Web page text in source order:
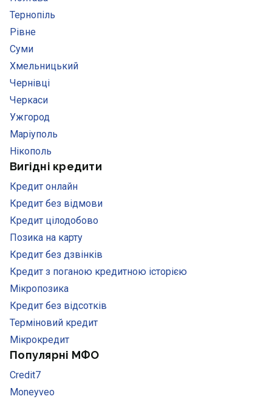
Тернопіль
Рівне
Суми
Хмельницький
Чернівці
Черкаси
Ужгород
Маріуполь
Нікополь
Вигідні кредити
Кредит онлайн
Кредит без відмови
Кредит цілодобово
Позика на карту
Кредит без дзвінків
Кредит з поганою кредитною історією
Мікропозика
Кредит без відсотків
Терміновий кредит
Мікрокредит
Популярні МФО
Credit7
Moneyveo